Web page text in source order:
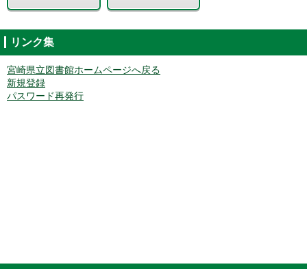
リンク集
宮崎県立図書館ホームページへ戻る
新規登録
パスワード再発行